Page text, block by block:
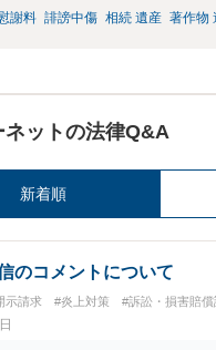
謝料 誹謗中傷 相続 遺産 著作物
ネットの法律Q&A
新着順
のコメントについて
示請求 #炎上対策 #訴訟・損害賠償